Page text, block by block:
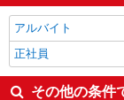
アルバイト
正社員
その他の条件